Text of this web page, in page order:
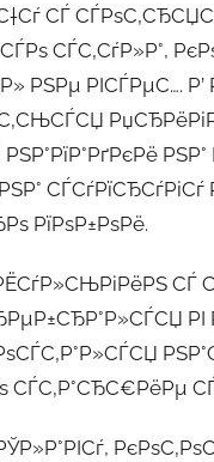
СЃ
СЃС‚СѓР»Р°,
РЅРµ РІСЃРµС…. Р’
РЅР°
РїРѕР±РѕРё.
РІ
СЃС‚Р°СЂС€РёРµ